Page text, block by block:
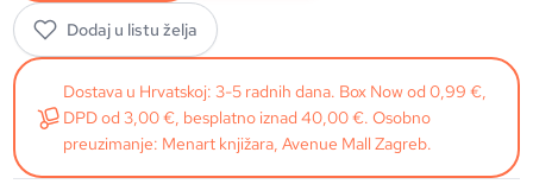
Dodaj u listu želja
Dostava u Hrvatskoj: 3-5 radnih dana. Box Now od 0,99 €,
DPD od 3,00 €, besplatno iznad 40,00 €. Osobno
preuzimanje: Menart knjižara, Avenue Mall Zagreb.